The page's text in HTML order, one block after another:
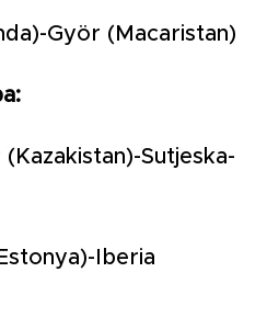
Györ (Macaristan)
Sutjeska-
Iberia